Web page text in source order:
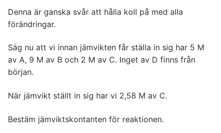
Denna är ganska svår att hålla koll på med alla
förändringar.
Säg nu att vi innan jämvikten får ställa in sig har 5 M
av A, 9 M av B och 2 M av C. Inget av D finns från
början.
När jämvikt ställt in sig har vi 2,58 M av C.
Bestäm jämviktskontanten för reaktionen.